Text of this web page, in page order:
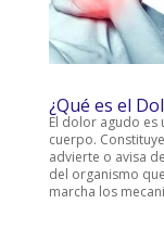
¿Qué es el
El dolor agudo es
cuerpo.
advierte o avisa
del organismo
marcha los